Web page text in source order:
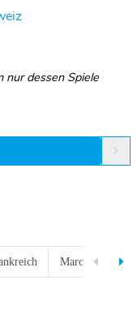
nur dessen Spiele
Marokko